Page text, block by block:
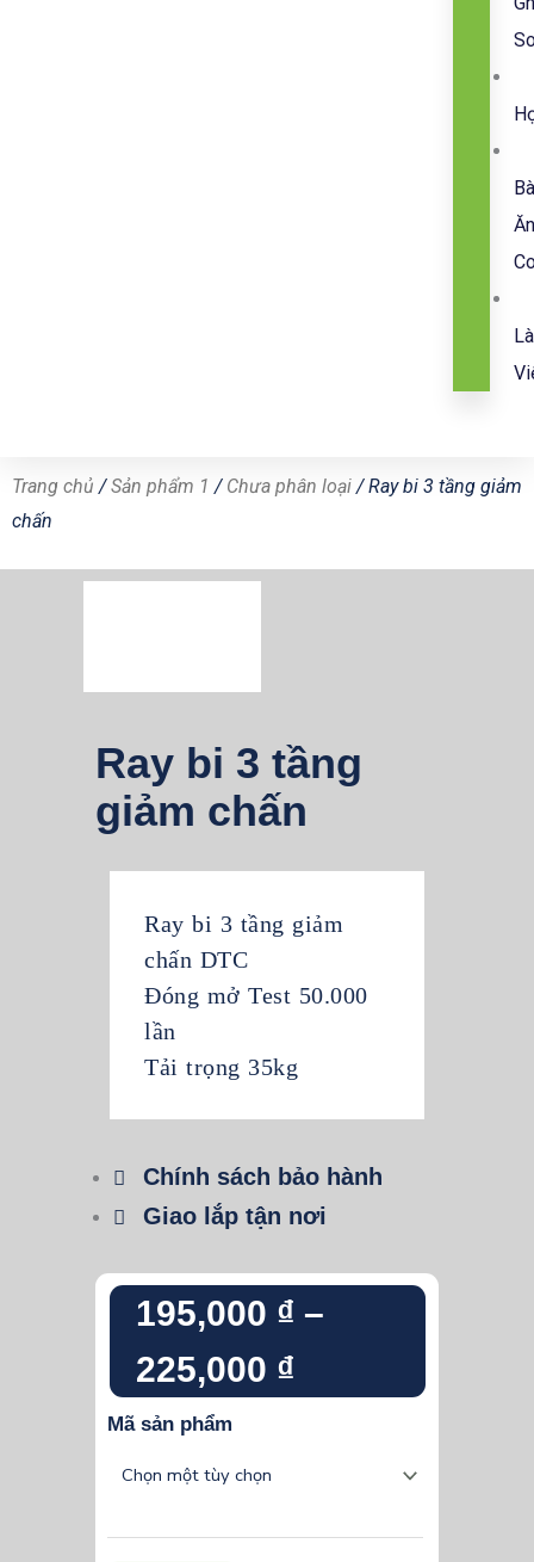
Trang chủ /Sản phẩm 1 / Chưa phân loại/ Ray bi 3 tầng giảm
chấn
Ray bi 3 tầng
giảm chấn
Ray bi 3 tầng giảm
chấn DTC
Đóng mở Test 50.000
lần
Tải trọng 35kg
Chính sách bảo hành
Giao lắp tận nơi
195,000 ₫ –
225,000 ₫
Khoảng
195,000 ₫
đến
Mã sản phẩm
Ray
tầng